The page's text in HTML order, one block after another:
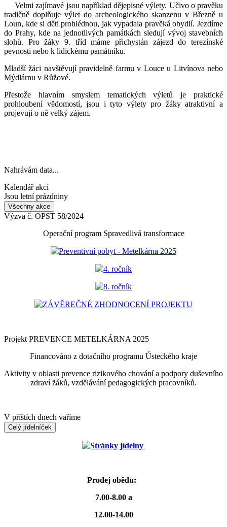
Velmi zajímavé jsou například dějepisné výlety. Učivo o pravěku
tradičně doplňuje výlet do archeologického skanzenu v Březně u
Loun, kde si děti prohlédnou, jak vypadala pravěká obydlí. Jezdíme
do Prahy, kde na jednotlivých památkách sledují vývoj stavebních
slohů. Pro žáky 9. tříd máme přichystán zájezd do terezínské
pevnosti nebo k lidickému památníku.
Mladší žáci navštěvují pravidelně farmu v Louce u Litvínova nebo
Mýdlárnu v Růžové.
Přestože hlavním smyslem tematických výletů je praktické
prohloubení vědomostí, jsou i tyto výlety pro žáky atraktivní a
projevují o ně velký zájem.
Nahrávám data...
Kalendář akcí
Jsou letní prázdniny
Všechny akce
Výzva č. OPST 58/2024
Operační program Spravedlivá transformace
Preventivní pobyt - Metelkárna 2025
4. ročník
8. ročník
ZÁVĚREČNÉ ZHODNOCENÍ PROJEKTU
Projekt PREVENCE METELKÁRNA 2025
Financováno z dotačního programu Ústeckého kraje
Aktivity v oblasti prevence rizikového chování a podpory duševního
zdraví žáků, vzdělávání pedagogických pracovníků.
V příštích dnech vaříme
Celý jídelníček
Stránky jídelny
Prodej obědů:
7.00-8.00 a
12.00-14.00